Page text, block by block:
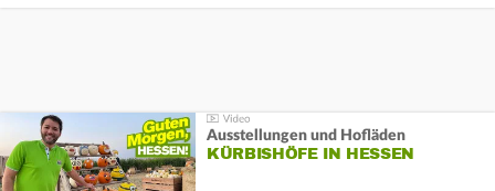
Ausstellungen und Hofläden
KÜRBISHÖFE IN HESSEN